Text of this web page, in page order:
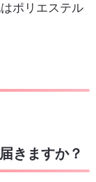
ポリエステル
きますか？